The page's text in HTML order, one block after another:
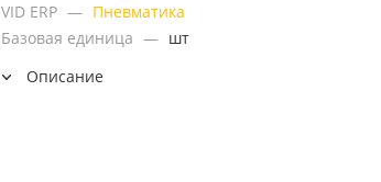
VID ERP — Пневматика
Базовая единица — шт
Описание